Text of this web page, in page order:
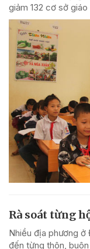
giảm 132 cơ sở
Rà soát từng
Nhiều địa phương
đến từng thôn,